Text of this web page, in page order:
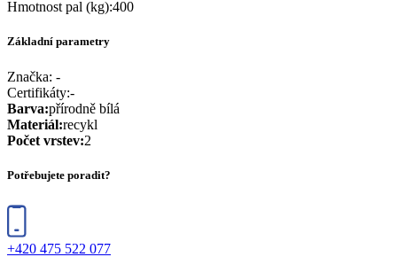
Hmotnost pal (kg):400
Základní parametry
Značka: -
Certifikáty:-
Barva:přírodně bílá
Materiál:recykl
Počet vrstev:2
Potřebujete poradit?
+420 475 522 077